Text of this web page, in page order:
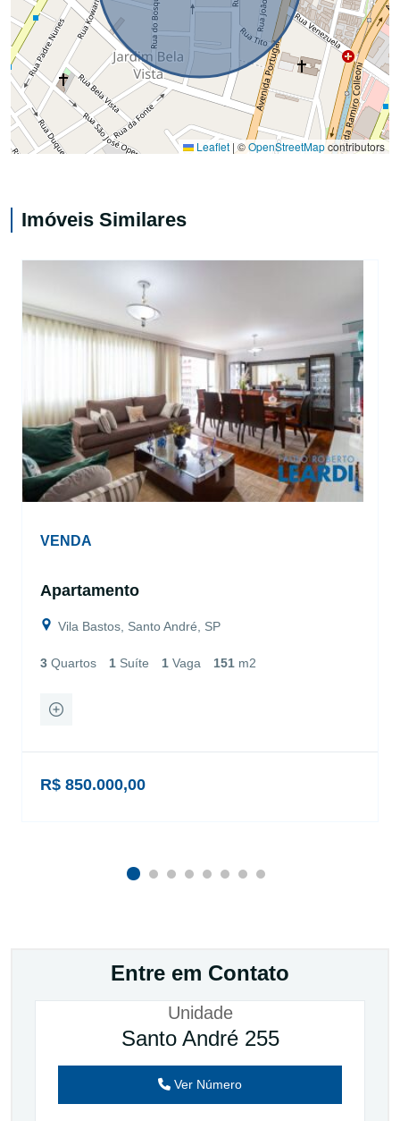
Leaflet | ©OpenStreetMapcontributors
Imóveis Similares
VENDA
Apartamento
Vila Bastos, Santo André, SP
3 Quartos 1 Suíte 1 Vaga 151 m2
R$ 850.000,00
Entre em Contato
Unidade
Santo André 255
Ver Número